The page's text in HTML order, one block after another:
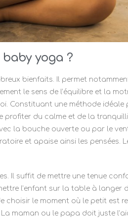
yoga ?
bienfaits. Il permet
le sens de l’équilibre et la
Constituant une méthode idéale
profiter du calme et de la
la bouche ouverte ou par le
et apaise ainsi les pensées.
Il suffit de mettre une tenue
l’enfant sur la table à
le moment où le petit est
maman ou le papa doit juste